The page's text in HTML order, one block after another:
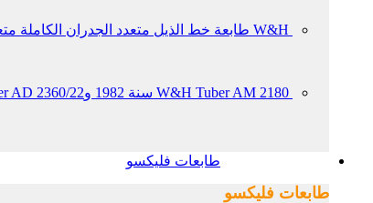
W&H طابعة خط الذيل متعدد الجدران الكاملة متعددة الخطوط FLEXA 820، وTubber AM 8115 CL وBotomer AD 8300 مع نظام ترانزستم لعام 2016
W&H Tuber AM 2180 سنة 1982 وW&H Bottomer AD 2360/22 سنة 1981 مع المنصة النقالة Arcomat
طابعات فليكسو
طابعات فليكسو